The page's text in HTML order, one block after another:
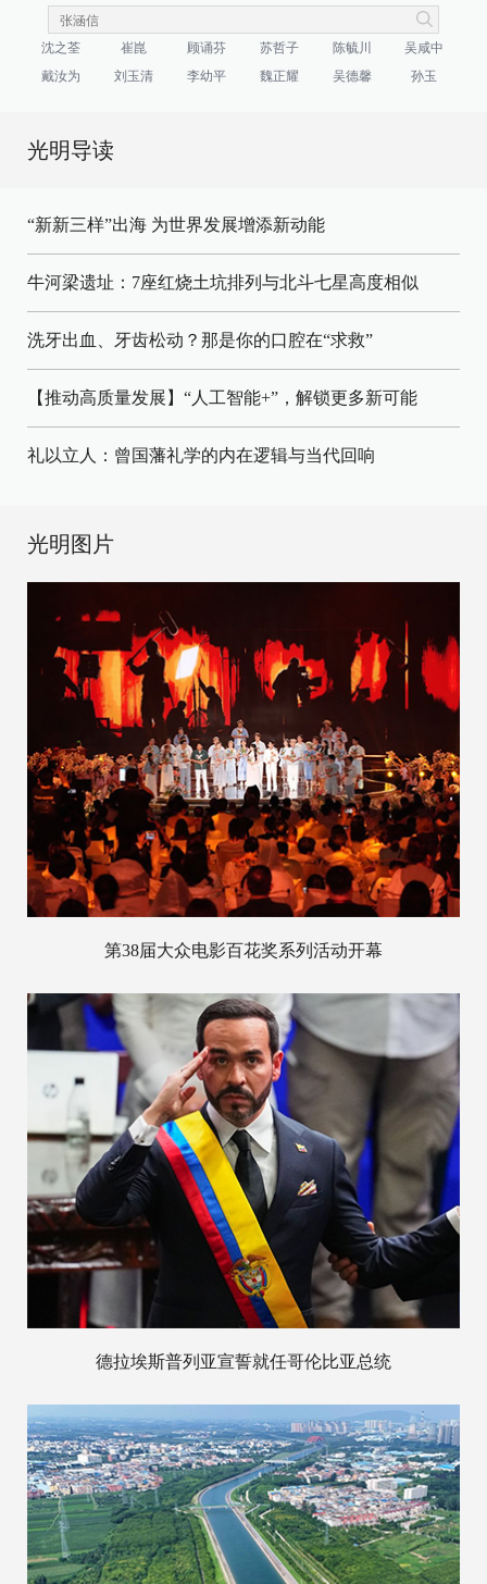
沈之荃 崔崑 顾诵芬 苏哲子 陈毓川
吴咸中
戴汝为
刘玉清 李幼平 魏正耀 吴德馨 孙玉
光明导读
“新新三样”出海 为世界发展增添新动能
牛河梁遗址：7座红烧土坑排列与北斗七星高度相似
洗牙出血、牙齿松动？那是你的口腔在“求救”
【推动高质量发展】“人工智能+”，解锁更多新可能
礼以立人：曾国藩礼学的内在逻辑与当代回响
光明图片
第38届大众电影百花奖系列活动开幕
德拉埃斯普列亚宣誓就任哥伦比亚总统